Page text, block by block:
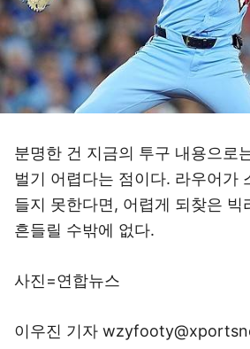
분명한 건 지금의 투구 내용으로
벌기 어렵다는 점이다. 라우어가
들지 못한다면, 어렵게 되찾은 빅
흔들릴 수밖에 없다.
사진=연합뉴스
이우진 기자